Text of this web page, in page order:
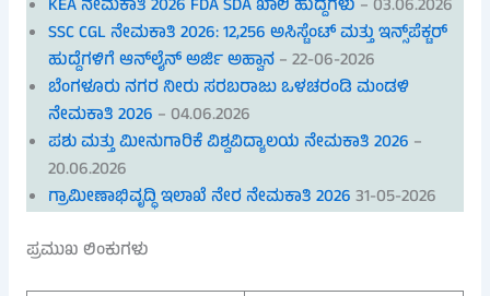
KEA ನೇಮಕಾತಿ 2026 FDA SDA ಖಾಲಿ ಹುದ್ದೆಗಳು – 03.06.2026
SSC CGL ನೇಮಕಾತಿ 2026: 12,256 ಅಸಿಸ್ಟೆಂಟ್ ಮತ್ತು ಇನ್ಸ್‌ಪೆಕ್ಟರ್
ಹುದ್ದೆಗಳಿಗೆ ಆನ್‌ಲೈನ್ ಅರ್ಜಿ ಅಹ್ವಾನ– 22-06-2026
ಬೆಂಗಳೂರು ನಗರ ನೀರು ಸರಬರಾಜು ಒಳಚರಂಡಿ ಮಂಡಳಿ
ನೇಮಕಾತಿ 2026 – 04.06.2026
ಪಶು ಮತ್ತು ಮೀನುಗಾರಿಕೆ ವಿಶ್ವವಿದ್ಯಾಲಯ ನೇಮಕಾತಿ 2026 –
20.06.2026
ಗ್ರಾಮೀಣಾಭಿವೃದ್ಧಿ ಇಲಾಖೆ ನೇರ ನೇಮಕಾತಿ 202631-05-2026
ಪ್ರಮುಖ ಲಿಂಕುಗಳು